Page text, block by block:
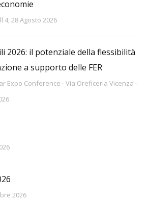
4, 28 Agosto 2026
2026: il potenziale della flessibilità
a supporto delle FER
Expo Conference - Via Oreficeria Vicenza -
2026